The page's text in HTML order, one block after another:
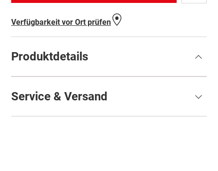
Verfügbarkeit vor Ort prüfen
Produktdetails
Service & Versand